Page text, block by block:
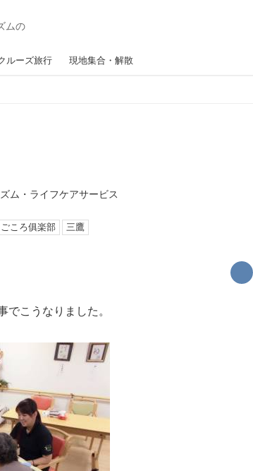
ルーズ旅行 現地集合・解散
ム・ライフケアサービス
ごころ俱楽部 三鷹
でこうなりました。